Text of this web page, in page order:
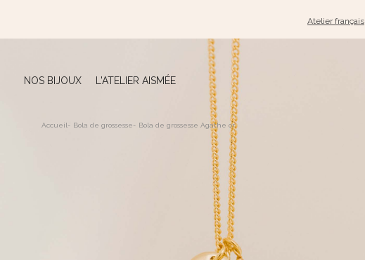
Atelier français
NOS BIJOUX L'ATELIER AISMÉE
Accueil- Bola de grossesse- Bola de grossesse Agathe or